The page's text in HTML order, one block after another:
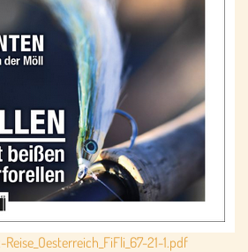
Reise_Oesterreich_FiFli_67-21-1.pdf